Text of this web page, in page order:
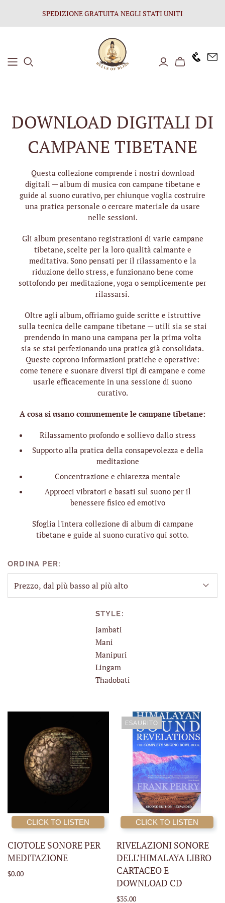
SPEDIZIONE GRATUITA NEGLI STATI UNITI
DOWNLOAD DIGITALI DI
CAMPANE TIBETANE
Questa collezione comprende i nostri download
digitali — album di musica con campane tibetane e
guide al suono curativo, per chiunque voglia costruire
una pratica personale o cercare materiale da usare
nelle sessioni.
Gli album presentano registrazioni di varie campane
tibetane, scelte per la loro qualità calmante e
meditativa. Sono pensati per il rilassamento e la
riduzione dello stress, e funzionano bene come
sottofondo per meditazione, yoga o semplicemente per
rilassarsi.
Oltre agli album, offriamo guide scritte e istruttive
sulla tecnica delle campane tibetane — utili sia se stai
prendendo in mano una campana per la prima volta
sia se stai perfezionando una pratica già consolidata.
Queste coprono informazioni pratiche e operative:
come tenere e suonare diversi tipi di campane e come
usarle efficacemente in una sessione di suono
curativo.
A cosa si usano comunemente le campane tibetane:
Rilassamento profondo e sollievo dallo stress
Supporto alla pratica della consapevolezza e della
meditazione
Concentrazione e chiarezza mentale
Approcci vibratori e basati sul suono per il
benessere fisico ed emotivo
Sfoglia l'intera collezione di album di campane
tibetane e guide al suono curativo qui sotto.
CLICK TO LISTEN
CIOTOLE SONORE PER
MEDITAZIONE
$0.00
ESAURITO
CLICK TO LISTEN
RIVELAZIONI SONORE
DELL’HIMALAYA LIBRO
CARTACEO E
DOWNLOAD CD
$35.00
ORDINA PER:
STYLE:
Jambati
Mani
Manipuri
Lingam
Thadobati